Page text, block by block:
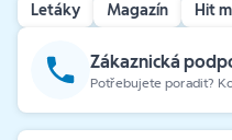
Letáky Magazín Hit
Zákaznická
Potřebujete poradit?